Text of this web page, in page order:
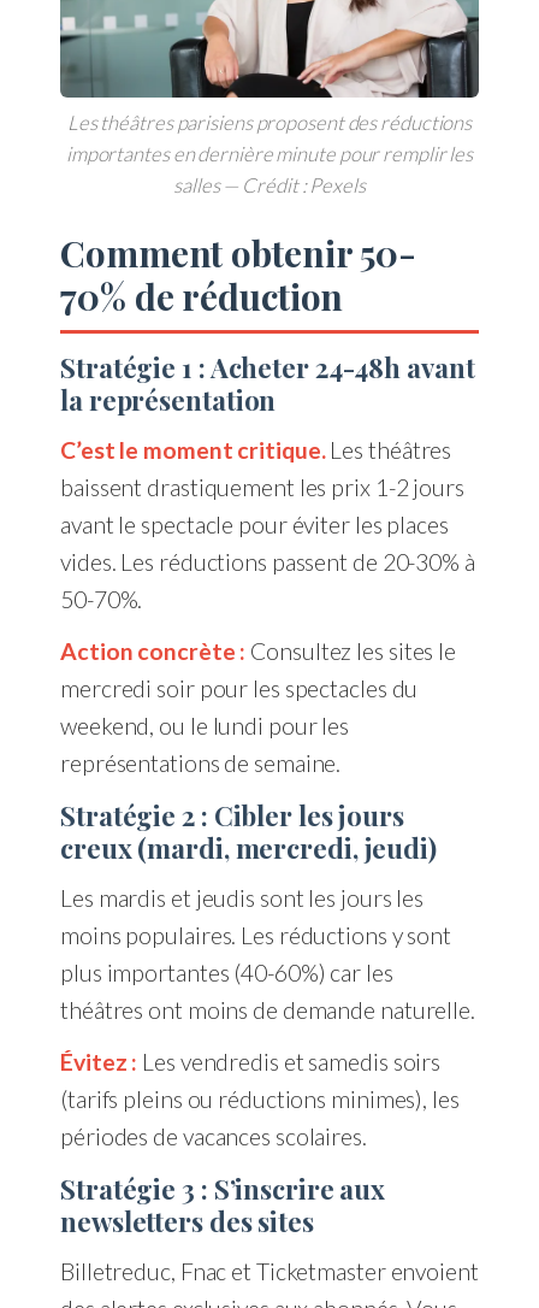
Les théâtres parisiens proposent des réductions
importantes en dernière minute pour remplir les
salles — Crédit : Pexels
Comment obtenir 50-
70% de réduction
Stratégie 1 : Acheter 24-48h avant
la représentation
C’est le moment critique.Les théâtres
baissent drastiquement les prix 1-2 jours
avant le spectacle pour éviter les places
vides. Les réductions passent de 20-30% à
50-70%.
Action concrète : Consultez les sites le
mercredi soir pour les spectacles du
weekend, ou le lundi pour les
représentations de semaine.
Stratégie 2 : Cibler les jours
creux (mardi, mercredi, jeudi)
Les mardis et jeudis sont les jours les
moins populaires. Les réductions y sont
plus importantes (40-60%) car les
théâtres ont moins de demande naturelle.
Évitez : Les vendredis et samedis soirs
(tarifs pleins ou réductions minimes), les
périodes de vacances scolaires.
Stratégie 3 : S’inscrire aux
newsletters des sites
Billetreduc, Fnac et Ticketmaster envoient